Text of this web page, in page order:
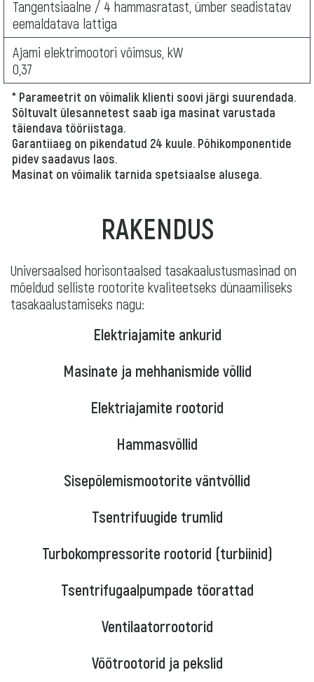
Tangentsiaalne / 4 hammasratast, ümber seadistatav
eemaldatava lattiga
Ajami elektrimootori võimsus, kW
0,37
* Parameetrit on võimalik klienti soovi järgi suurendada.
Sõltuvalt ülesannetest saab iga masinat varustada
täiendava tööriistaga.
Garantiiaeg on pikendatud 24 kuule. Põhikomponentide
pidev saadavus laos.
Masinat on võimalik tarnida spetsiaalse alusega.
RAKENDUS
Universaalsed horisontaalsed tasakaalustusmasinad on
mõeldud selliste rootorite kvaliteetseks dünaamiliseks
tasakaalustamiseks nagu:
Elektriajamite ankurid
Masinate ja mehhanismide võllid
Elektriajamite rootorid
Hammasvõllid
Sisepõlemismootorite väntvõllid
Tsentrifuugide trumlid
Turbokompressorite rootorid (turbiinid)
Tsentrifugaalpumpade töorattad
Ventilaatorrootorid
Vöötrootorid ja pekslid